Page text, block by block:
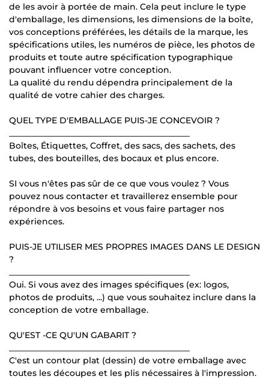
de les avoir à portée de main. Cela peut inclure le type
d'emballage, les dimensions, les dimensions de la boîte,
vos conceptions préférées, les détails de la marque, les
spécifications utiles, les numéros de pièce, les photos de
produits et toute autre spécification typographique
pouvant influencer votre conception.
La qualité du rendu dépendra principalement de la
qualité de votre cahier des charges.
QUEL TYPE D'EMBALLAGE PUIS-JE CONCEVOIR ?
Boîtes, Étiquettes, Coffret, des sacs, des sachets, des
tubes, des bouteilles, des bocaux et plus encore.
SI vous n'êtes pas sûr de ce que vous voulez ? Vous
pouvez nous contacter et travaillerez ensemble pour
répondre à vos besoins et vous faire partager nos
expériences.
PUIS-JE UTILISER MES PROPRES IMAGES DANS LE DESIGN
?
Oui. Si vous avez des images spécifiques (ex: logos,
photos de produits, ...) que vous souhaitez inclure dans la
conception de votre emballage.
QU'EST -CE QU'UN GABARIT ?
C'est un contour plat (dessin) de votre emballage avec
toutes les découpes et les plis nécessaires à l'impression.